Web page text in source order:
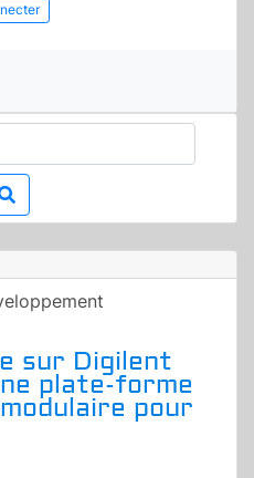
sur Digilent
plate-forme
pour